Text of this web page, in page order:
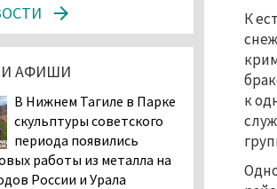
К
к
их дочь в палате
вошь
13:02
В Нижнем Тагиле на три
дня запретят
электросамокаты
11:41
«Я уверен, это бельевая
вошь». Родители 10-
АФИШИ
В Нижнем Тагиле в Парке
скульптуры советского
периода появились
работы из металла на
России и Урала